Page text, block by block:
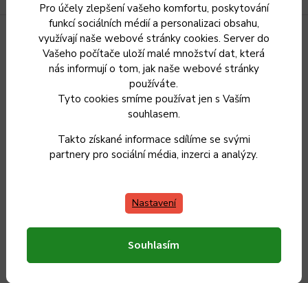
Pro účely zlepšení vašeho komfortu, poskytování
funkcí sociálních médií a personalizaci obsahu,
využívají naše webové stránky cookies. Server do
Vašeho počítače uloží malé množství dat, která
nás informují o tom, jak naše webové stránky
používáte.
Tyto cookies smíme používat jen s Vaším
souhlasem.
Takto získané informace sdílíme se svými
partnery pro sociální média, inzerci a analýzy.
Nastavení
Souhlasím
Sleva 5 %za registraci
Vrácení zbožído 30 dnů